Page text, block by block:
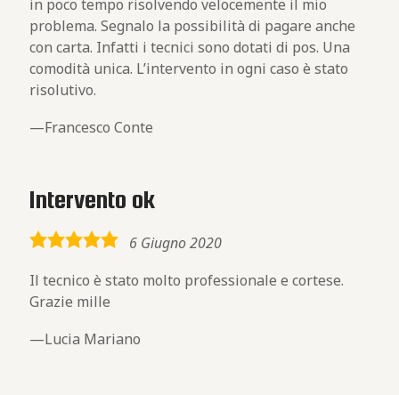
in poco tempo risolvendo velocemente il mio
problema. Segnalo la possibilità di pagare anche
con carta. Infatti i tecnici sono dotati di pos. Una
comodità unica. L’intervento in ogni caso è stato
risolutivo.
Francesco Conte
Intervento ok
5,0
6 Giugno 2020
Il tecnico è stato molto professionale e cortese.
Grazie mille
Lucia Mariano